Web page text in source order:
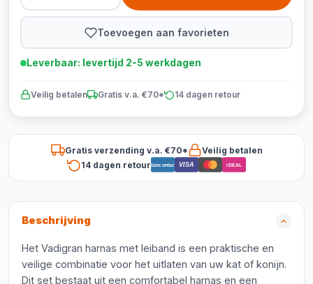
Toevoegen aan favorieten
Leverbaar: levertijd 2-5 werkdagen
Veilig betalen Gratis v.a. €70* 14 dagen retour
Gratis verzending v.a. €70*
Veilig betalen
14 dagen retourBancontact VISA iDEAL
Beschrijving
Het Vadigran harnas met leiband is een praktische en
veilige combinatie voor het uitlaten van uw kat of konijn.
Dit set bestaat uit een comfortabel harnas en een